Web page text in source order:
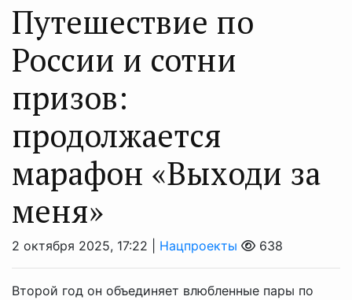
Путешествие по
России и сотни
призов:
продолжается
марафон «Выходи за
меня»
2 октября 2025, 17:22 | Нацпроекты 638
Второй год он объединяет влюбленные пары по